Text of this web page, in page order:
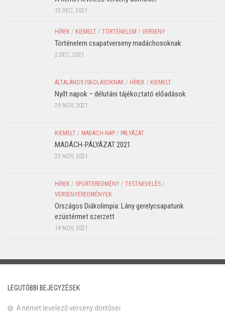
13 DEC, 2021
HÍREK / KIEMELT / TÖRTÉNELEM / VERSENY
Történelem csapatverseny madáchosoknak
2 DEC, 2021
ÁLTALÁNOS ISKOLÁSOKNAK / HÍREK / KIEMELT
Nyílt napok – délutáni tájékoztató előadások
29 NOV, 2021
KIEMELT / MADÁCH-NAP / PÁLYÁZAT
MADÁCH-PÁLYÁZAT 2021
23 NOV, 2021
HÍREK / SPORTEREDMÉNY / TESTNEVELÉS /
VERSENYEREDMÉNYEK
Országos Diákolimpia: Lány gerelycsapatunk
ezüstérmet szerzett
14 NOV, 2021
LEGUTÓBBI BEJEGYZÉSEK
A német levelező verseny döntősei